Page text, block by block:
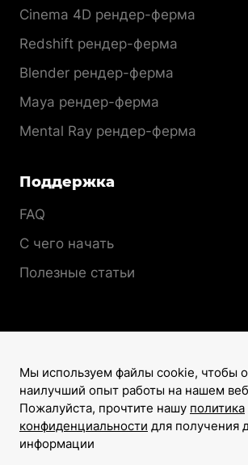
Cinema 4D рендер-ферма
Redshift рендер-ферма
Blender рендер-ферма
Maya рендер-ферма
Mental Ray рендер-ферма
Поддержка
FAQ
С чего начать
Полезные статьи
Лицензионный договор
Политика
Мы используем файлы cookie, чтобы
наилучший опыт работы на нашем
Пожалуйста, прочтите нашу политика
конфиденциальности для получения
информации